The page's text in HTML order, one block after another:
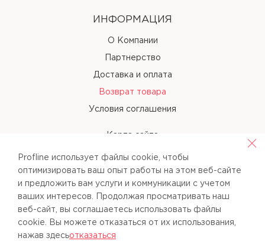
ИНФОРМАЦИЯ
О Компании
Партнерство
Доставка и оплата
Возврат товара
Условия соглашения
Карта сайта
КОНТАКТЫ
+38 (067) 238-97-40
info@pl-beauty.com.ua
Profline использует файлы cookie, чтобы
оптимизировать ваш опыт работы на этом веб-сайте
и предложить вам услуги и коммуникации с учетом
ваших интересов. Продолжая просматривать наш
веб-сайт, вы соглашаетесь использовать файлы
cookie. Вы можете отказаться от их использования,
нажав здесьотказаться